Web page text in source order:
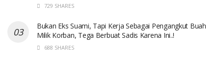
729 SHARES
Bukan Eks Suami, Tapi Kerja Sebagai Pengangkut Buah
Milik Korban, Tega Berbuat Sadis Karena Ini..!
688 SHARES